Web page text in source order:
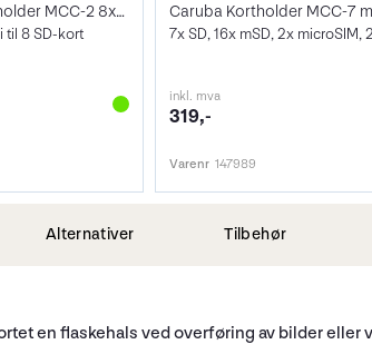
Caruba Kortholder MCC-2 8xSD
til 8 SD-kort
inkl. mva
319,-
Varenr 147989
Alternativer Tilbehør
en flaskehals ved overføring av bilder eller